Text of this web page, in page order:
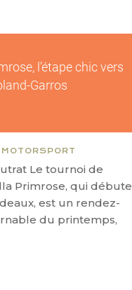
l’étape chic vers
Garros
MOTORSPORT
Le tournoi de
Primrose, qui débute
est un rendez-
du printemps,